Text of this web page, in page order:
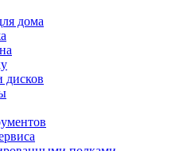
дома
дисков